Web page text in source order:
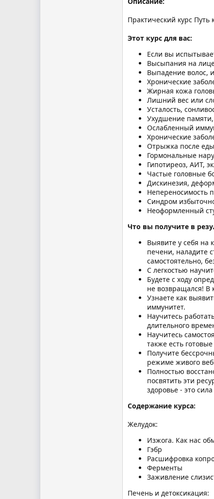
Практический курс
Этот курс для вас:
Если вы
Высыпания на
Выпадение волос,
Хронические
Жирная кожа
Лишний вес или
Усталость,
Ухудшение
Ослабленный
Хронические
Отрыжка после
Гормональные
Гипотиреоз, АИТ,
Частые головные
Дискинезия,
Непереносимость
Синдром
Неоформленный
Что вы получите в
Выявите у себя на
печени, наладите
самостоятельно,
С легкостью
Будете с ходу
не возвращался! В
Узнаете как
иммунитет.
Научитесь
длительного
Научитесь
также есть
Получите
режиме живого
Полностью
посвятить эти
здоровье - это
Содержание курса:
Желудок:
Изжога. Как нас
Гэбр
Расшифровка
Ферменты
Заживление
Печень и детоксикация: